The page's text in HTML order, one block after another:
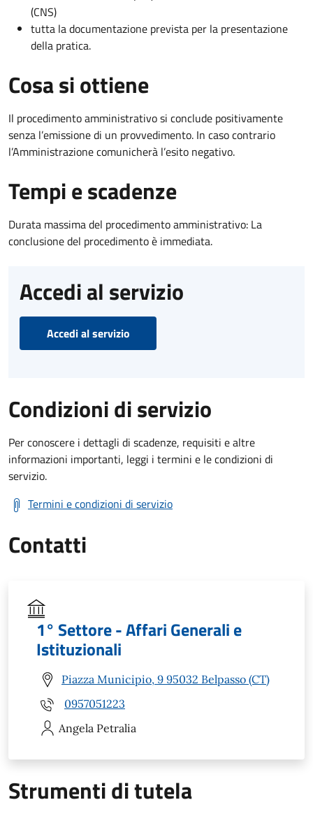
(CNS)
tutta la documentazione prevista per la presentazione
della pratica.
Cosa si ottiene
Il procedimento amministrativo si conclude positivamente
senza l’emissione di un provvedimento. In caso contrario
l’Amministrazione comunicherà l’esito negativo.
Tempi e scadenze
Durata massima del procedimento amministrativo: La
conclusione del procedimento è immediata.
Accedi al servizio
Accedi al servizio
Condizioni di servizio
Per conoscere i dettagli di scadenze, requisiti e altre
informazioni importanti, leggi i termini e le condizioni di
servizio.
Termini e condizioni di servizio
Contatti
1° Settore - Affari Generali e
Istituzionali
Piazza Municipio, 9 95032 Belpasso (CT)
0957051223
Angela Petralia
Strumenti di tutela